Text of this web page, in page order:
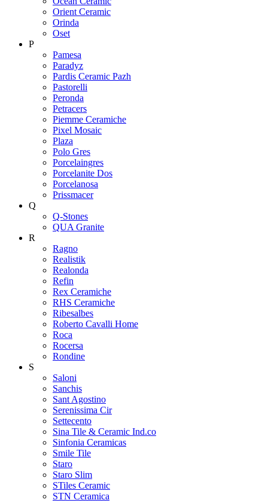
Orient Ceramic
Orinda
Oset
P
Pamesa
Paradyz
Pardis Ceramic Pazh
Pastorelli
Peronda
Petracers
Piemme Ceramiche
Pixel Mosaic
Plaza
Polo Gres
Porcelaingres
Porcelanite Dos
Porcelanosa
Prissmacer
Q
Q-Stones
QUA Granite
R
Ragno
Realistik
Realonda
Refin
Rex Ceramiche
RHS Ceramiche
Ribesalbes
Roberto Cavalli Home
Roca
Rocersa
Rondine
S
Saloni
Sanchis
Sant Agostino
Serenissima Cir
Settecento
Sina Tile & Ceramic Ind.co
Sinfonia Ceramicas
Smile Tile
Staro
Staro Slim
STiles Ceramic
STN Ceramica